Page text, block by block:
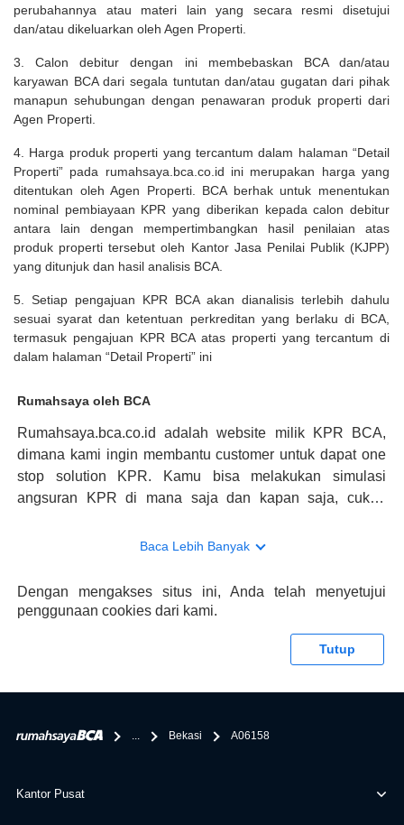
perubahannya atau materi lain yang secara resmi disetujui
dan/atau dikeluarkan oleh Agen Properti.
3. Calon debitur dengan ini membebaskan BCA dan/atau
karyawan BCA dari segala tuntutan dan/atau gugatan dari pihak
manapun sehubungan dengan penawaran produk properti dari
Agen Properti.
4. Harga produk properti yang tercantum dalam halaman “Detail
Properti” pada rumahsaya.bca.co.id ini merupakan harga yang
ditentukan oleh Agen Properti. BCA berhak untuk menentukan
nominal pembiayaan KPR yang diberikan kepada calon debitur
antara lain dengan mempertimbangkan hasil penilaian atas
produk properti tersebut oleh Kantor Jasa Penilai Publik (KJPP)
yang ditunjuk dan hasil analisis BCA.
5. Setiap pengajuan KPR BCA akan dianalisis terlebih dahulu
sesuai syarat dan ketentuan perkreditan yang berlaku di BCA,
termasuk pengajuan KPR BCA atas properti yang tercantum di
dalam halaman “Detail Properti” ini
Rumahsaya oleh BCA
Rumahsaya.bca.co.id adalah website milik KPR BCA,
dimana kami ingin membantu customer untuk dapat one
stop solution KPR. Kamu bisa melakukan simulasi
angsuran KPR di mana saja dan kapan saja, cukup
konsultasi mengenai KPR, maka ada layanan live chat
memberikan keuntungan yang berlipat, persyaratan
pengajuan KPR BCA juga sangat mudah, kamu bisa cek
tentang properti disini BCA hanya sebagai pihak
bertanggung jawab terhadap informasi yang rekanan
Baca Lebih Banyak
Dengan mengakses situs ini, Anda telah menyetujui
penggunaan cookies dari kami.
Tutup
... Bekasi A06158
Kantor Pusat